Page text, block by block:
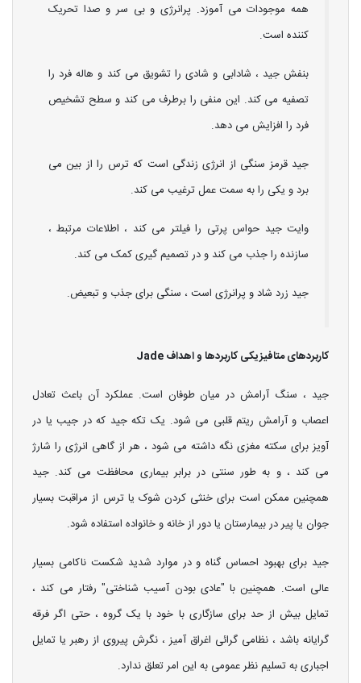
همه موجودات می آموزد. پرانرژی و بی سر و صدا تحریک
کننده است.
بنفش جید ، شادابی و شادی را تشویق می کند و هاله فرد را
تصفیه می کند. این منفی را برطرف می کند و سطح تشخیص
فرد را افزایش می دهد.
جید قرمز سنگی از انرژی زندگی است که ترس را از بین می
برد و یکی را به سمت عمل ترغیب می کند.
وایت جید حواس پرتی را فیلتر می کند ، اطلاعات مرتبط ،
سازنده را جذب می کند و در تصمیم گیری کمک می کند.
جید زرد شاد و پرانرژی است ، سنگی برای جذب و تبعیض.
کاربردهای متافیزیکی کاربردها و اهداف
جید ، سنگ آرامش در میان طوفان است. عملکرد آن باعث تعادل
اعصاب و آرامش ریتم قلبی می شود. یک تکه جید که در جیب یا در
آویز برای سکته مغزی نگه داشته می شود ، هر از گاهی انرژی را شارژ
می کند ، و به طور سنتی در برابر بیماری محافظت می کند. جید
همچنین ممکن است برای خنثی کردن شوک یا ترس از مراقبت بسیار
جوان یا پیر در بیمارستان یا دور از خانه و خانواده استفاده شود.
جید برای بهبود احساس گناه و در موارد شدید شکست ناکامی بسیار
عالی است. همچنین با "عادی بودن آسیب شناختی" رفتار می کند ،
تمایل بیش از حد برای سازگاری با خود با یک گروه ، حتی اگر فرقه
گرایانه باشد ، نظامی گرائی اغراق آمیز ، نگرش پیروی از رهبر یا تمایل
اجباری به تسلیم نظر عمومی به این امر تعلق ندارد.